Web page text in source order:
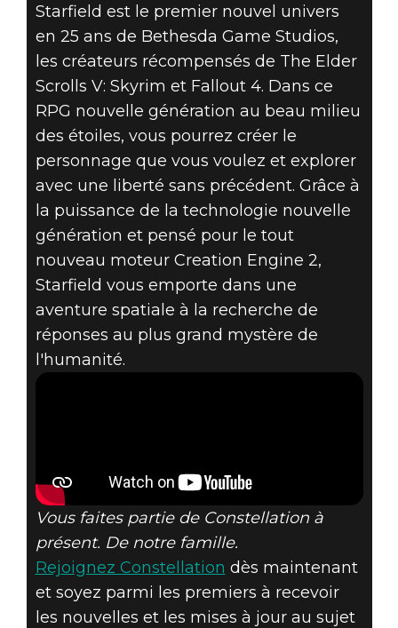
Starfield
13 juin 2021
STARFIELD
SORTIRA LE 11
NOVEMBRE
2022
Starfield est le premier nouvel univers
en 25 ans de Bethesda Game Studios,
les créateurs récompensés de The Elder
Scrolls V: Skyrim et Fallout 4. Dans ce
RPG nouvelle génération au beau milieu
des étoiles, vous pourrez créer le
personnage que vous voulez et explorer
avec une liberté sans précédent. Grâce à
la puissance de la technologie nouvelle
génération et pensé pour le tout
nouveau moteur Creation Engine 2,
Starfield vous emporte dans une
aventure spatiale à la recherche de
réponses au plus grand mystère de
l'humanité.
Vous faites partie de Constellation à
présent. De notre famille.
Rejoignez Constellation dès maintenant
et soyez parmi les premiers à recevoir
les nouvelles et les mises à jour au sujet